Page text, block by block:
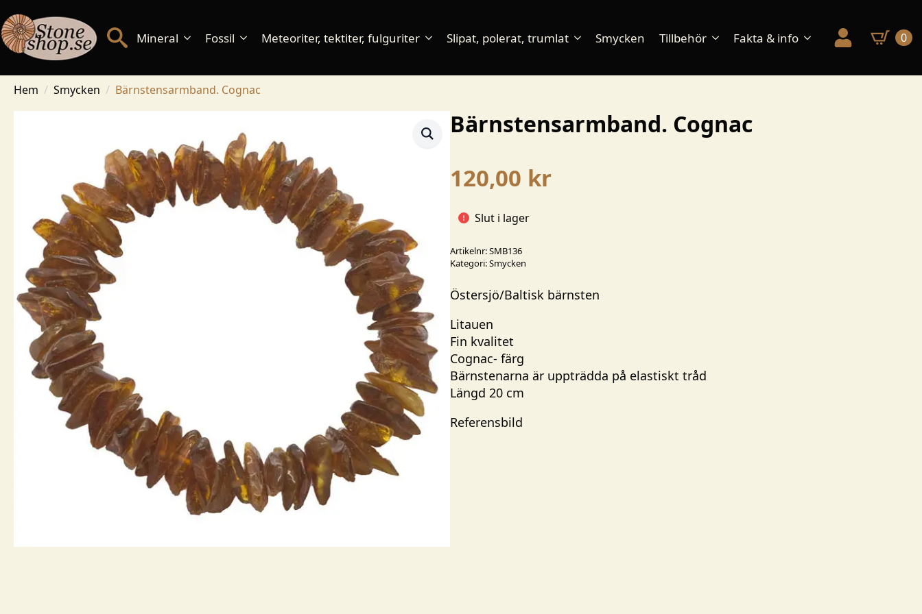
Mineral Fossil Meteoriter, tektiter, fulguriter Slipat, polerat, trumlat Smycken Tillbehör Fakta & info 0
Hem Smycken Bärnstensarmband. Cognac
Bärnstensarmband. Cognac
120,00 kr
Slut i lager
Artikelnr:SMB136
Kategori:Smycken
Östersjö/Baltisk bärnsten
Litauen
Fin kvalitet
Cognac- färg
Bärnstenarna är uppträdda på elastiskt tråd
Längd 20 cm
Referensbild